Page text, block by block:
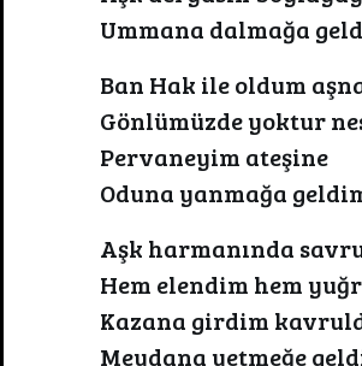
Ummana dalmağa
Ban Hak ile oldum
Gönlümüzde yoktur
Pervaneyim ateşine
Oduna yanmağa
Aşk harmanında
Hem elendim hem
Kazana girdim
Meydana yetmeğe